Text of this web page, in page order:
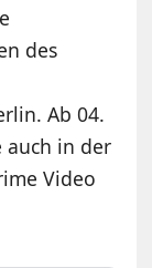
des
Ab 04.
auch in der
Video